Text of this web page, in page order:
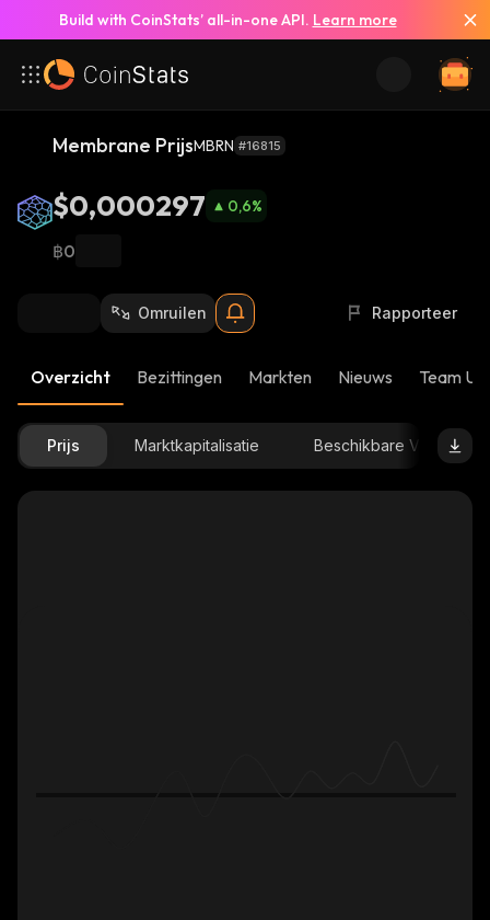
Build with CoinStats’ all-in-one API. Learn more
Membrane PrijsMBRN #16815
$0,000297 0,6%
฿0
Omruilen Rapporteer
Overzicht Bezittingen Markten Nieuws Team
Prijs Marktkapitalisatie Beschikbare Voorraad